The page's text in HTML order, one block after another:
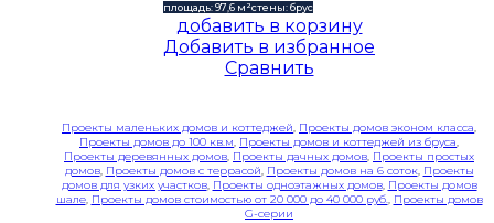
площадь: 97,6 м²стены: брус
добавить в корзину
Добавить в избранное
Сравнить
Проекты маленьких домов и коттеджей, Проекты домов эконом класса,
Проекты домов до 100 кв.м, Проекты домов и коттеджей из бруса,
Проекты деревянных домов, Проекты дачных домов, Проекты простых
домов, Проекты домов с террасой, Проекты домов на 6 соток, Проекты
домов для узких участков, Проекты одноэтажных домов, Проекты домов
шале, Проекты домов стоимостью от 20 000 до 40 000 руб., Проекты домов
G-серии